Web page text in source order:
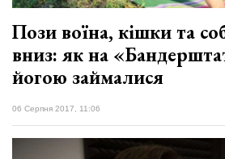
Пози воїна, кішки та
вниз: як на
йогою займалися
06 Серпня 2017, 11:06